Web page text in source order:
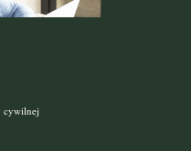
cywilnej